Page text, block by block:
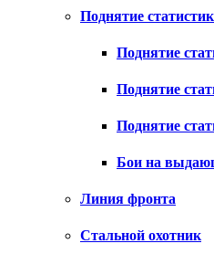
Поднятие
Поднятие
Поднятие
Поднятие
Бои на
Линия фронта
Стальной охотник